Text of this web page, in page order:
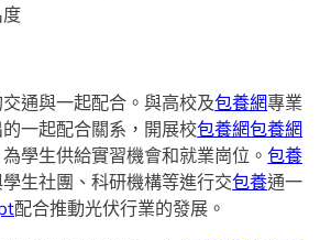
通與一起配合。與高校及包養網專業
的一起配合關系，開展校包養網包養網
學生供給實習機會和就業崗位。包養
生社團、科研機構等進行交包養通一
配合推動光伏行業的發展。